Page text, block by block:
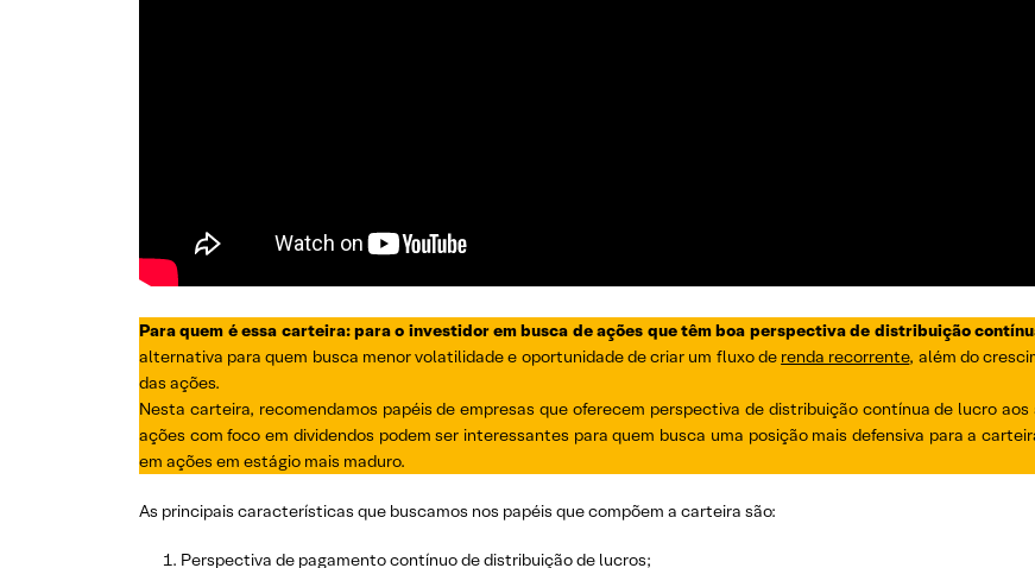
Para quem é essa carteira: para o investidor em busca de ações que têm boa perspectiva de distribuição
alternativa para quem busca menor volatilidade e oportunidade de criar um fluxo de renda recorrente, além do
das ações.
Nesta carteira, recomendamos papéis de empresas que oferecem perspectiva de distribuição contínua de lucro
ações com foco em dividendos podem ser interessantes para quem busca uma posição mais defensiva para a
em ações em estágio mais maduro.
As principais características que buscamos nos papéis que compõem a carteira são:
Perspectiva de pagamento contínuo de distribuição de lucros;